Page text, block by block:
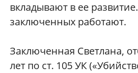
вкладывают в ее
заключенных работают.
Заключенная Светлана,
лет по ст. 105 УК